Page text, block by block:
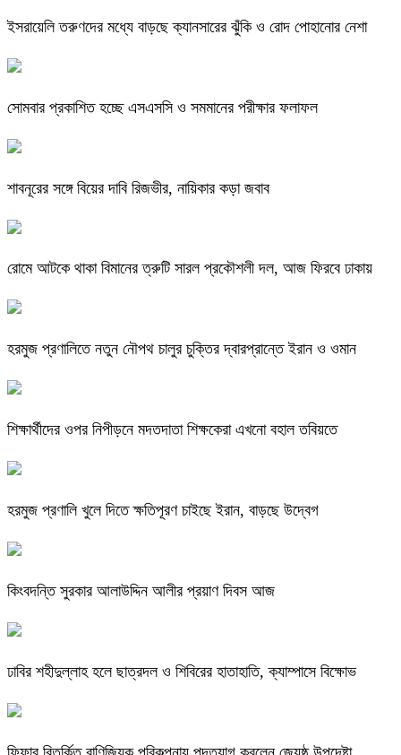
ইসরায়েলি তরুণদের মধ্যে বাড়ছে ক্যানসারের ঝুঁকি ও রোদ পোহানোর নেশা
সোমবার প্রকাশিত হচ্ছে এসএসসি ও সমমানের পরীক্ষার ফলাফল
শাবনূরের সঙ্গে বিয়ের দাবি রিজভীর, নায়িকার কড়া জবাব
রোমে আটকে থাকা বিমানের ত্রুটি সারল প্রকৌশলী দল, আজ ফিরবে ঢাকায়
হরমুজ প্রণালিতে নতুন নৌপথ চালুর চুক্তির দ্বারপ্রান্তে ইরান ও ওমান
শিক্ষার্থীদের ওপর নিপীড়নে মদতদাতা শিক্ষকেরা এখনো বহাল তবিয়তে
হরমুজ প্রণালি খুলে দিতে ক্ষতিপূরণ চাইছে ইরান, বাড়ছে উদ্বেগ
কিংবদন্তি সুরকার আলাউদ্দিন আলীর প্রয়াণ দিবস আজ
ঢাবির শহীদুল্লাহ হলে ছাত্রদল ও শিবিরের হাতাহাতি, ক্যাম্পাসে বিক্ষোভ